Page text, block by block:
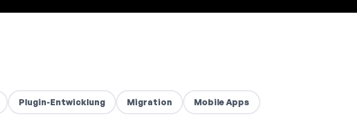
Plugin-Entwicklung Migration Mobile Apps